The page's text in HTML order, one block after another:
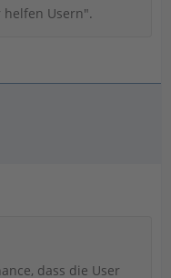
helfen Usern".
dass die User